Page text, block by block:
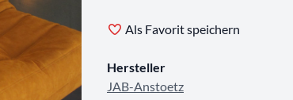
Als Favorit speichern
Hersteller
JAB-Anstoetz